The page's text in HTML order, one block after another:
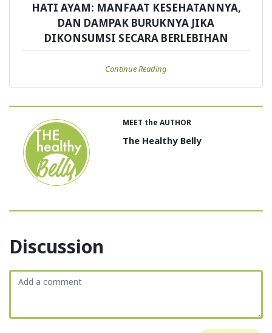
HATI AYAM: MANFAAT KESEHATANNYA,
DAN DAMPAK BURUKNYA JIKA
DIKONSUMSI SECARA BERLEBIHAN
Continue Reading
MEET the AUTHOR
The Healthy Belly
Discussion